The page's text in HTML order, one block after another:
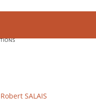
Robert SALAIS